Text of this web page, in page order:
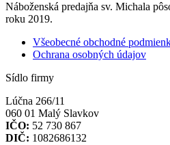
Náboženská predajňa sv. Michala
roku 2019.
Všeobecné obchodné
Ochrana osobných údajov
Sídlo firmy
Lúčna 266/11
060 01 Malý Slavkov
IČO: 52 730 867
DIČ: 1082686132